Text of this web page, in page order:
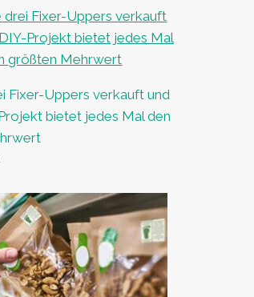
Fixer-Uppers verkauft und
bietet jedes Mal den